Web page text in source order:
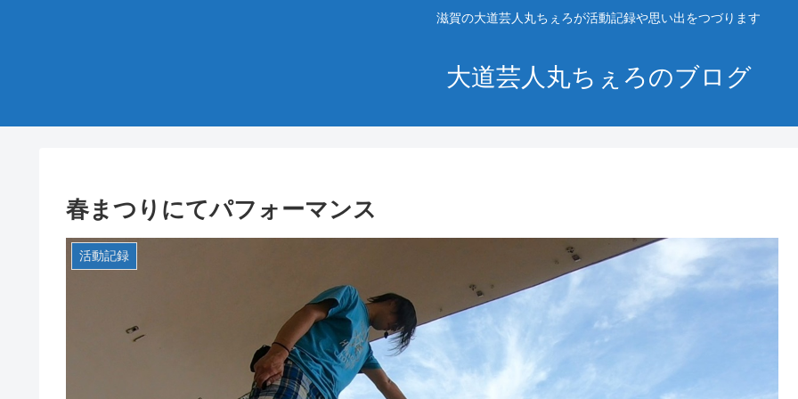
滋賀の大道芸人丸ちぇろが活動記録や思い出をつづります
大道芸人丸ちぇろのブログ
春まつりにてパフォーマンス
活動記録